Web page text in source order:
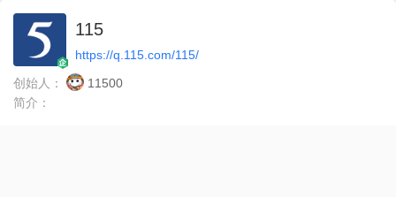
115
https://q.115.com/115/
创始人：
11500
简介：